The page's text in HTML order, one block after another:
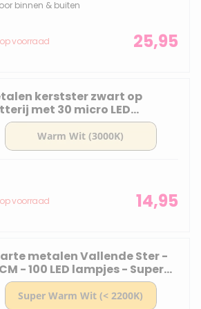
binnen & buiten
op voorraad 25,95
kerstster zwart op
met 30 micro LED
- 35CM
op voorraad 14,95
metalen Vallende Ster -
- 100 LED lampjes - Super
wit